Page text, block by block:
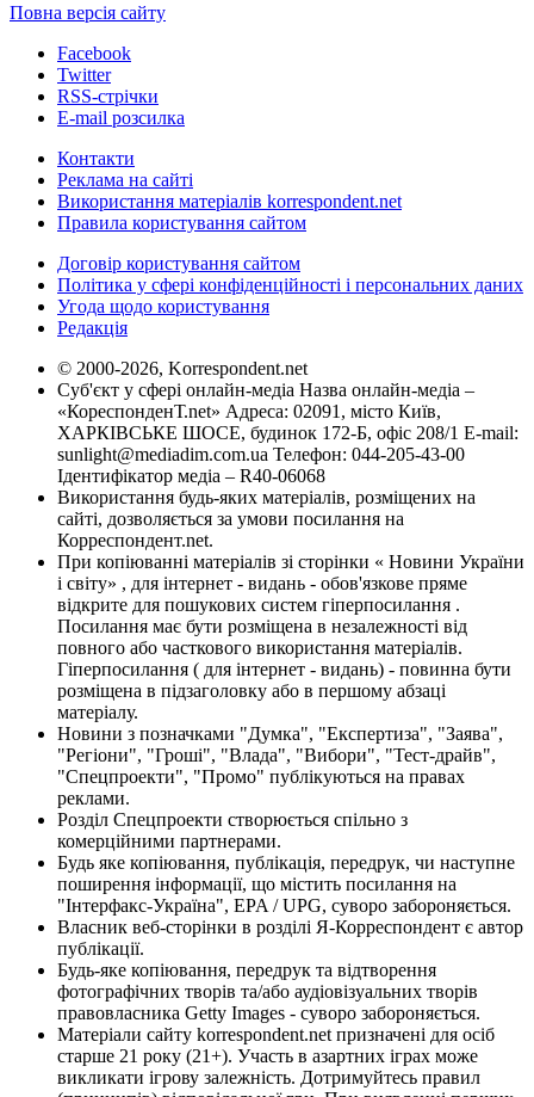
Повна версія сайту
Facebook
Twitter
RSS-стрічки
E-mail розсилка
Контакти
Реклама на сайті
Використання матеріалів korrespondent.net
Правила користування сайтом
Договір користування сайтом
Політика у сфері конфіденційності і персональних даних
Угода щодо користування
Редакція
© 2000-2026, Korrespondent.net
Суб'єкт у сфері онлайн-медіа Назва онлайн-медіа –
«КореспонденТ.net» Адреса: 02091, місто Київ,
ХАРКІВСЬКЕ ШОСЕ, будинок 172-Б, офіс 208/1 E-mail:
sunlight@mediadim.com.ua Телефон: 044-205-43-00
Ідентифікатор медіа – R40-06068
Використання будь-яких матеріалів, розміщених на
сайті, дозволяється за умови посилання на
Корреспондент.net.
При копіюванні матеріалів зі сторінки « Новини України
і світу» , для інтернет - видань - обов'язкове пряме
відкрите для пошукових систем гіперпосилання .
Посилання має бути розміщена в незалежності від
повного або часткового використання матеріалів.
Гіперпосилання ( для інтернет - видань) - повинна бути
розміщена в підзаголовку або в першому абзаці
матеріалу.
Новини з позначками "Думка", "Експертиза", "Заява",
"Регіони", "Гроші", "Влада", "Вибори", "Тест-драйв",
"Спецпроекти", "Промо" публікуються на правах
реклами.
Розділ Спецпроекти створюється спільно з
комерційними партнерами.
Будь яке копіювання, публікація, передрук, чи наступне
поширення інформації, що містить посилання на
"Інтерфакс-Україна", EPA / UPG, суворо забороняється.
Власник веб-сторінки в розділі Я-Корреспондент є автор
публікації.
Будь-яке копіювання, передрук та відтворення
фотографічних творів та/або аудіовізуальних творів
правовласника Getty Images - суворо забороняється.
Матеріали сайту korrespondent.net призначені для осіб
старше 21 року (21+). Участь в азартних іграх може
викликати ігрову залежність. Дотримуйтесь правил